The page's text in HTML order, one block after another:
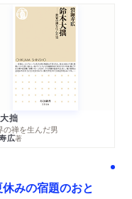
拙
の禅を生んだ男
広著
みの宿題のおと